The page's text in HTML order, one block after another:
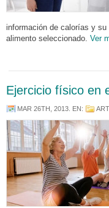
información de calorías y
alimento seleccionado. Ver
Ejercicio físico en
MAR 26TH, 2013 . EN: